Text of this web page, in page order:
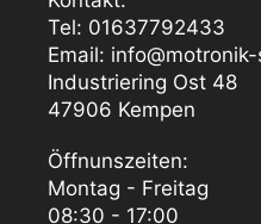
Tel: 01637792433
Email:
Industriering Ost 48
47906 Kempen
Öffnunszeiten:
Montag - Freitag
08:30 - 17:00